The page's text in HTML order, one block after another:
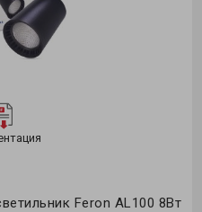
Feron AL100 8Вт